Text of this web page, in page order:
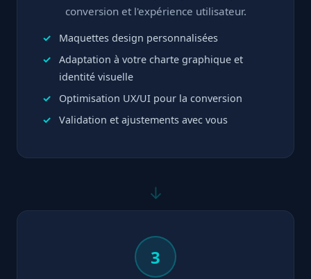
conversion et l'expérience utilisateur.
Maquettes design personnalisées
Adaptation à votre charte graphique et
identité visuelle
Optimisation UX/UI pour la conversion
Validation et ajustements avec vous
↓
3